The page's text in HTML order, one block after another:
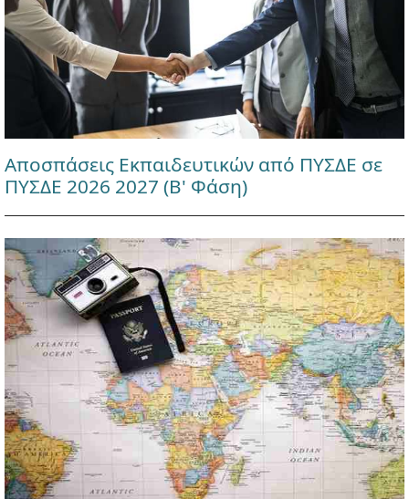
Αποσπάσεις Εκπαιδευτικών από ΠΥΣΔΕ σε
ΠΥΣΔΕ 2026 2027 (Β' Φάση)